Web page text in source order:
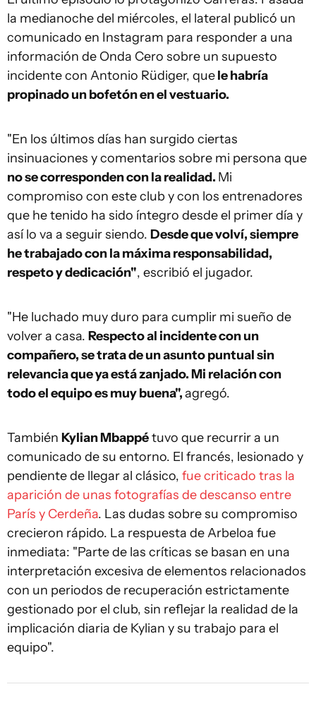
la medianoche del miércoles, el lateral publicó un
comunicado en Instagram para responder a una
información de Onda Cero sobre un supuesto
incidente con Antonio Rüdiger, quele habría
propinado un bofetón en el vestuario.
"En los últimos días han surgido ciertas
insinuaciones y comentarios sobre mi persona que
no se corresponden con la realidad. Mi
compromiso con este club y con los entrenadores
que he tenido ha sido íntegro desde el primer día y
así lo va a seguir siendo. Desde que volví, siempre
he trabajado con la máxima responsabilidad,
respeto y dedicación", escribió el jugador.
"He luchado muy duro para cumplir mi sueño de
volver a casa. Respecto al incidente con un
compañero, se trata de un asunto puntual sin
relevancia que ya está zanjado. Mi relación con
todo el equipo es muy buena",agregó.
También Kylian Mbappétuvo que recurrir a un
comunicado de su entorno. El francés, lesionado y
pendiente de llegar al clásico, fue criticado tras la
aparición de unas fotografías de descanso entre
París y Cerdeña. Las dudas sobre su compromiso
crecieron rápido. La respuesta de Arbeloa fue
inmediata: "Parte de las críticas se basan en una
interpretación excesiva de elementos relacionados
con un periodos de recuperación estrictamente
gestionado por el club, sin reflejar la realidad de la
implicación diaria de Kylian y su trabajo para el
equipo".